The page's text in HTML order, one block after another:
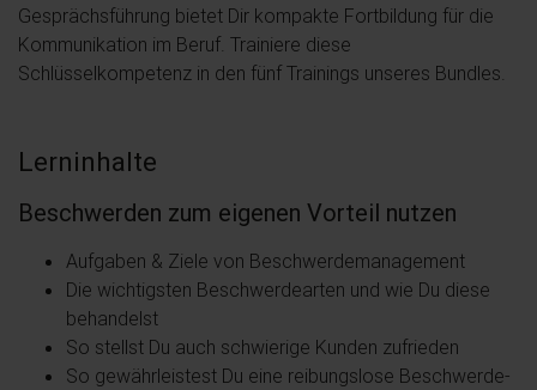
Gesprächsführung bietet Dir kompakte Fortbildung für die
Kommunikation im Beruf. Trainiere diese
Schlüsselkompetenz in den fünf Trainings unseres Bundles.
Lerninhalte
Beschwerden zum eigenen Vorteil nutzen
Aufgaben & Ziele von Beschwerdemanagement
Die wichtigsten Beschwerdearten und wie Du diese
behandelst
So stellst Du auch schwierige Kunden zufrieden
So gewährleistest Du eine reibungslose Beschwerde-